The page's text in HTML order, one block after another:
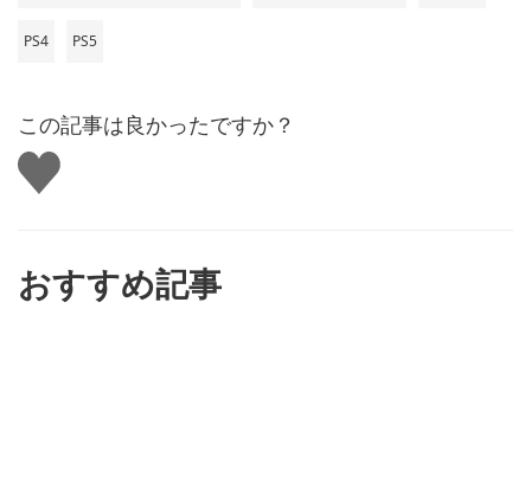
PS4 PS5
この記事は良かったですか？
い
い
おすすめ記事